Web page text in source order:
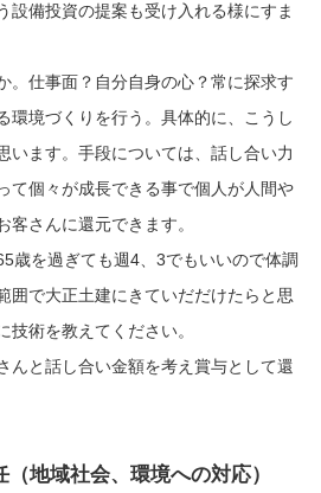
設備投資の提案も受け入れる様にすま
。仕事面？自分自身の心？常に探求す
環境づくりを行う。具体的に、こうし
います。手段については、話し合い力
て個々が成長できる事で個人が人間や
客さんに還元できます。
歳を過ぎても週4、3でもいいので体調
囲で大正土建にきていだだけたらと思
技術を教えてください。
んと話し合い金額を考え賞与として還
地域社会、環境への対応）